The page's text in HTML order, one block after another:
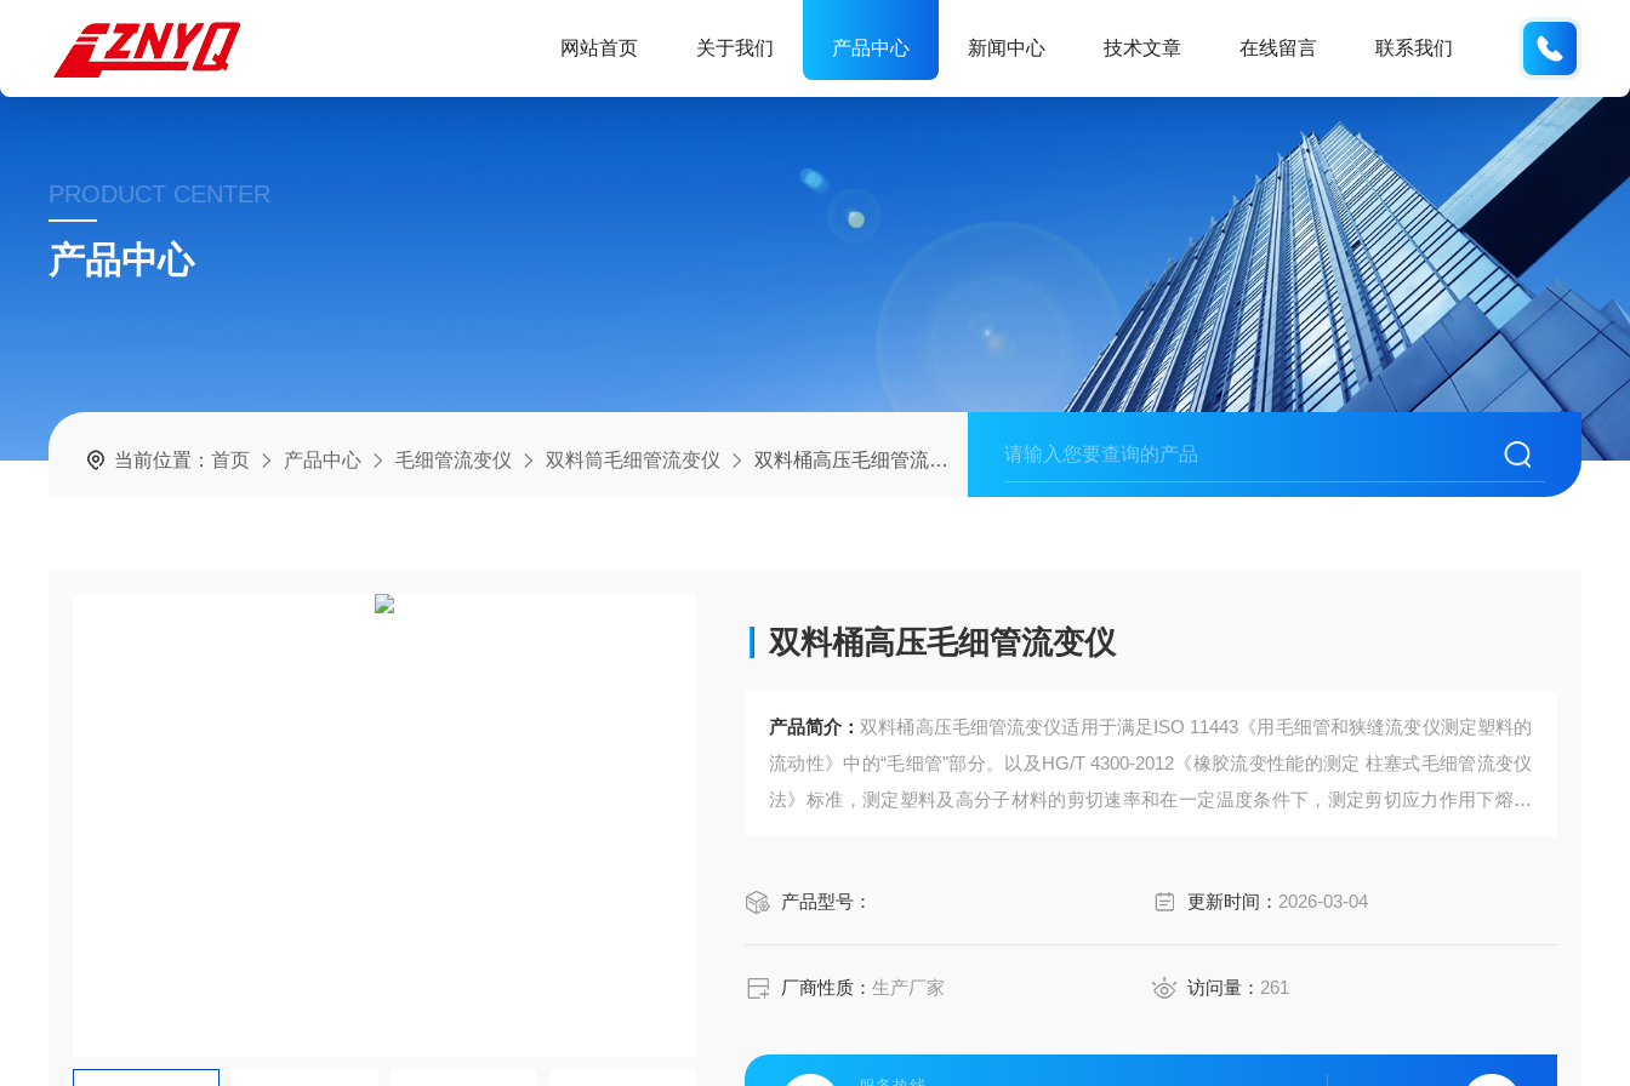
网站首页 关于我们 产品中心 新闻中心 技术文章 在线留言 联系我们
PRODUCT CENTER
产品中心
当前位置：首页 产品中心 毛细管流变仪 双料筒毛细管流变仪 双料桶高压毛细管流变仪
双料桶高压毛细管流变仪
产品简介： 双料桶高压毛细管流变仪适用于满足ISO 11443《用毛细管和狭缝流变仪测定塑料的
流动性》中的“毛细管"部分。以及HG/T 4300-2012《橡胶流变性能的测定 柱塞式毛细管流变仪
法》标准，测定塑料及高分子材料的剪切速率和在一定温度条件下，测定剪切应力作用下熔体
产品型号： 更新时间： 2026-03-04
厂商性质：生产厂家 访问量： 261